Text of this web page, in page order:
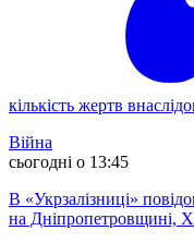
кількість жертв
Війна
сьогодні о 13:45
В «Укрзалізниці»
на Дніпропетровщині,